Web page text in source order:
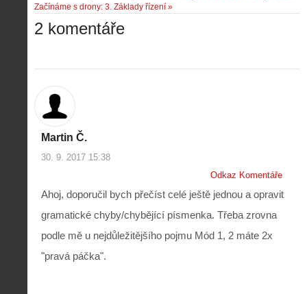
Začínáme s drony: 3. Základy řízení »
2 komentáře
Martin Č.
30. 9. 2017 15:38
Odkaz Komentáře
Ahoj, doporučil bych přečíst celé ještě jednou a opravit
gramatické chyby/chybějící písmenka. Třeba zrovna
podle mě u nejdůležitějšího pojmu Mód 1, 2 máte 2x
"pravá páčka".